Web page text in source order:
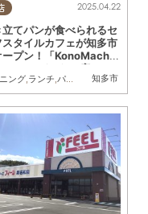
知多市
2025.04.22
立てパンが食べられるセ
スタイルカフェが知多市
ープン！「KonoMachi
」ってどんなお店？
ング,ランチ,パン カフェ,スイーツ